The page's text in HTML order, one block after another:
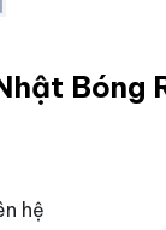
Bóng
hệ